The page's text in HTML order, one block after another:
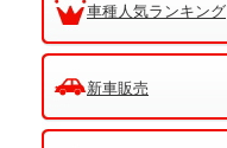
車種人気ランキング
新車販売